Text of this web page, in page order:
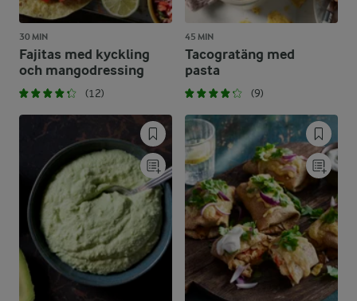
30 MIN
Fajitas med kyckling
och mangodressing
(12)
45 MIN
Tacogratäng med
pasta
(9)